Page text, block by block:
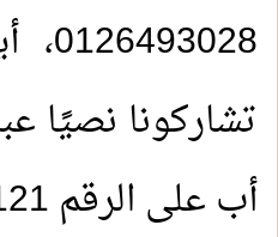
تشاركونا نصيًا
أب على الرقم 0500422121